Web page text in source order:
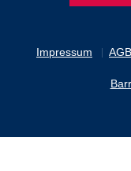
Impressum AGB